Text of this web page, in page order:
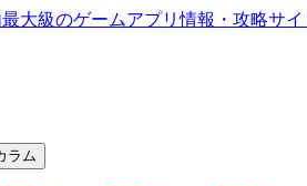
ラム